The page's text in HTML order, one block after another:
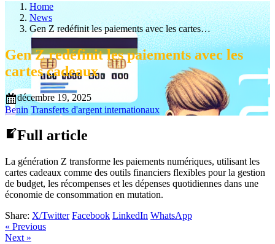
Home
News
Gen Z redéfinit les paiements avec les cartes…
Gen Z redéfinit les paiements avec les
cartes cadeaux
décembre 19, 2025
Benin Transferts d'argent internationaux
Full article
La génération Z transforme les paiements numériques, utilisant les
cartes cadeaux comme des outils financiers flexibles pour la gestion
de budget, les récompenses et les dépenses quotidiennes dans une
économie de consommation en mutation.
Share: X/Twitter Facebook LinkedIn WhatsApp
« Previous
Next »